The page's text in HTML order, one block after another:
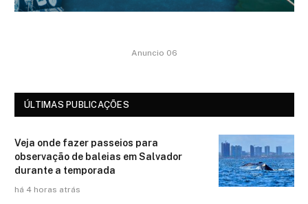
Anuncio 06
ÚLTIMAS PUBLICAÇÕES
Veja onde fazer passeios para
observação de baleias em Salvador
durante a temporada
há 4 horas atrás